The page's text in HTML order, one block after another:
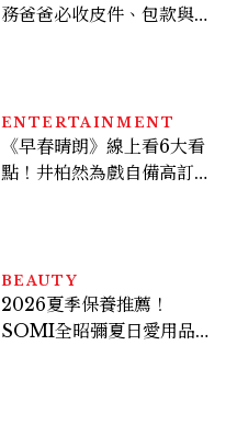
務爸爸必收皮件、包款與鞋
ENTERTAINMENT
《早春晴朗》線上看6大看
點！井柏然為戲自備高訂，
BEAUTY
2026夏季保養推薦！
SOMI全昭彌夏日愛用品公